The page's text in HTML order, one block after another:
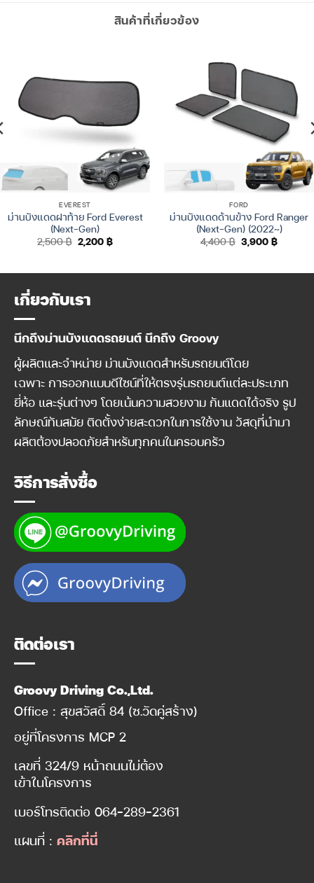
สินค้าที่เกี่ยวข้อง
EVEREST
ม่านบังแดดฝาท้าย Ford Everest
(Next-Gen)
2,500฿ Original
price
2,200฿Current
FORD
ม่านบังแดดด้านข้าง Ford Ranger
(Next-Gen) (2022~)
4,400฿ Original
price
3,900฿Current
เกี่ยวกับเรา
นึกถึงม่านบังแดดรถยนต์ นึกถึง Groovy
ผู้ผลิตและจำหน่าย ม่านบังแดดสำหรับรถยนต์โดย
เฉพาะ การออกแบบดีไซน์ที่ให้ตรงรุ่นรถยนต์แต่ละประเภท
ยี่ห้อ และรุ่นต่างๆ โดยเน้นความสวยงาม กันแดดได้จริง รูป
ลักษณ์ทันสมัย ติดตั้งง่ายสะดวกในการใช้งาน วัสดุที่นำมา
ผลิตต้องปลอดภัยสำหรับทุกคนในครอบครัว
วิธีการสั่งซื้อ
ติดต่อเรา
Groovy Driving Co.,Ltd.
Office : สุขสวัสดิ์ 84 (ซ.วัดคู่สร้าง)
อยู่ที่โครงการ MCP 2
เลขที่ 324/9 หน้าถนนไม่ต้อง
เข้าในโครงการ
เบอร์โทรติดต่อ 064-289-2361
แผนที่ : คลิกที่นี่